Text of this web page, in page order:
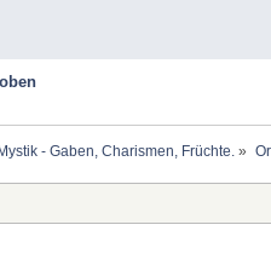
- Gaben, Charismen, Früchte. »